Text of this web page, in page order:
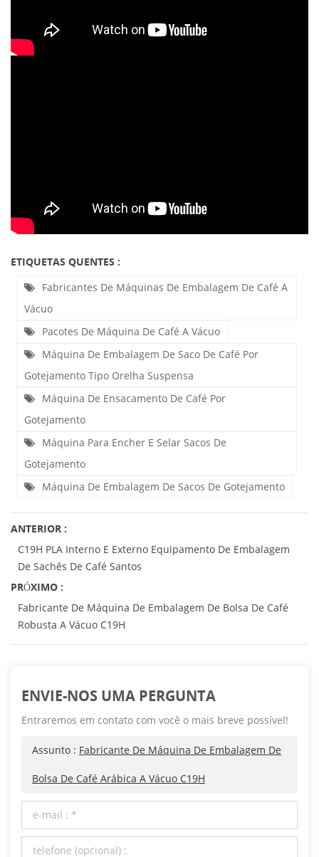
ETIQUETAS QUENTES :
Fabricantes De Máquinas De Embalagem De Café A
Vácuo
Pacotes De Máquina De Café A Vácuo
Máquina De Embalagem De Saco De Café Por
Gotejamento Tipo Orelha Suspensa
Máquina De Ensacamento De Café Por
Gotejamento
Máquina Para Encher E Selar Sacos De
Gotejamento
Máquina De Embalagem De Sacos De Gotejamento
ANTERIOR :
C19H PLA Interno E Externo Equipamento De Embalagem
De Sachês De Café Santos
PRÓXIMO :
Fabricante De Máquina De Embalagem De Bolsa De Café
Robusta A Vácuo C19H
ENVIE-NOS UMA PERGUNTA
Entraremos em contato com você o mais breve possível!
Assunto : Fabricante De Máquina De Embalagem De
Bolsa De Café Arábica A Vácuo C19H